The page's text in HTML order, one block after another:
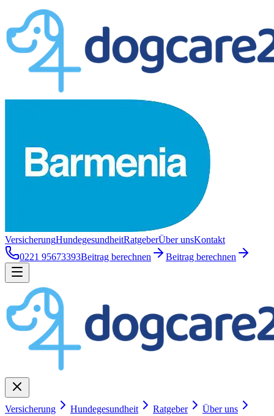
VersicherungHundegesundheitRatgeberÜber unsKontakt
0221 95673393Beitrag berechnen Beitrag berechnen
Versicherung Hundegesundheit Ratgeber
Über uns